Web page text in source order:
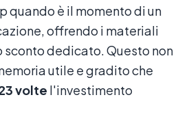
quando è il momento di un
offrendo i materiali
sconto dedicato. Questo non
utile e gradito che
volte l'investimento